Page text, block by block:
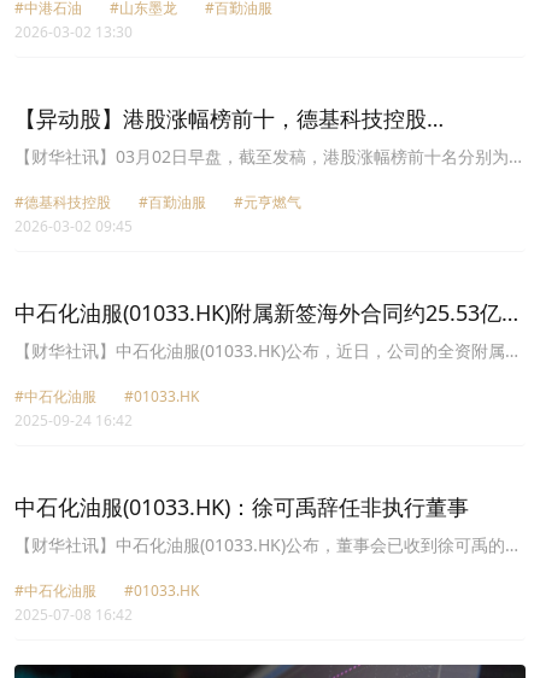
百勤油服(02178.HK)涨幅74.65%、德基科技控股(01301.HK)涨幅
74.60%、吉星新能源(03395.HK)涨幅46.88%、MI能源(01555.HK)涨
亨燃气(00332.HK)涨幅23.81%。
#中港石油 #山东墨龙
#百勤油服
2026-03-02 13:30
【异动股】港股涨幅榜前十，德基科技控股
(01301.HK)涨52.38%，百勤油服(02178.HK)涨28.17%
【财华社讯】03月02日早盘，截至发稿，港股涨幅榜前十名分别为德
28.17%、元亨燃气(00332.HK)涨幅23.81%、山东墨龙(00568.HK)涨
幅20.55%、玖源集团(00827.HK)涨幅18.84%、XI二南三星-
15.15%、飞霓控股(08480.HK)涨幅12.69%。
#德基科技控股 #百勤油服
#元亨燃气
2026-03-02 09:45
中石化油服(01033.HK)附属新签海外合同约25.53亿元
人民币
【财华社讯】中石化油服(01033.HK)公布，近日，公司的全资附属公
就伊拉克拉塔维 油区二期井场及井间管线项目(“NWP项目”)正式签署
设计、采购、供应、 施工、试运交钥匙固定总价合同，该合同金额为
2029年3月31日实现机械完工。公司全资附属公司中石化石油工程建
设有限公司负责实施本次签约NWP项目， 该项目为EPSCC合同，工
期41个月，涉及5座新生产及回注井场、11座老井场改 造升级、44条
#中石化油服
#01033.HK
2025-09-24 16:42
中石化油服(01033.HK)：徐可禹辞任非执行董事
【财华社讯】中石化油服(01033.HK)公布，董事会已收到徐可禹的书
任自2025年7月8日起生效。辞任后，徐可禹将不再担任公司及下属
企业任何职务，亦不存在未履行完毕的公开承诺。
#中石化油服
#01033.HK
2025-07-08 16:42